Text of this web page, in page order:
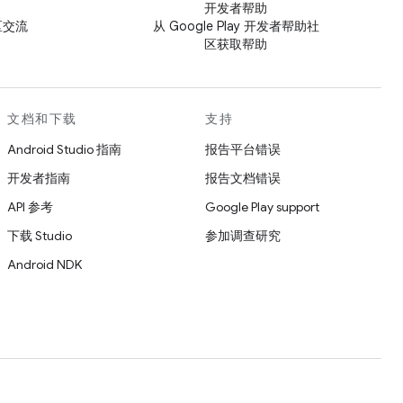
流
开发者帮助
从 Google Play 开发者帮助社
区获取帮助
文档和下载
Android Studio 指南
开发者指南
API 参考
下载 Studio
Android NDK
支持
报告平台错误
报告文档错误
Google Play support
参加调查研究